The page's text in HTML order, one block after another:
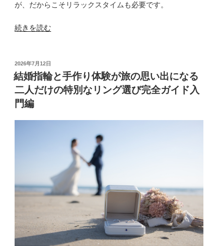
が、だからこそリラックスタイムも必要です。
“箱
行
の
つ
い
で
に
指
の
続きを読む
投
稿
日:
2026年7月12日
結婚指輪と手作り体験が旅の思い出になる
二人だけの特別なリング選び完全ガイド入
門編